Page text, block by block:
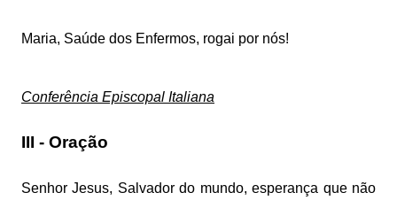
Maria, Saúde dos Enfermos, rogai por nós!
Conferência Episcopal Italiana
III - Oração
Senhor Jesus, Salvador do mundo,esperança que não